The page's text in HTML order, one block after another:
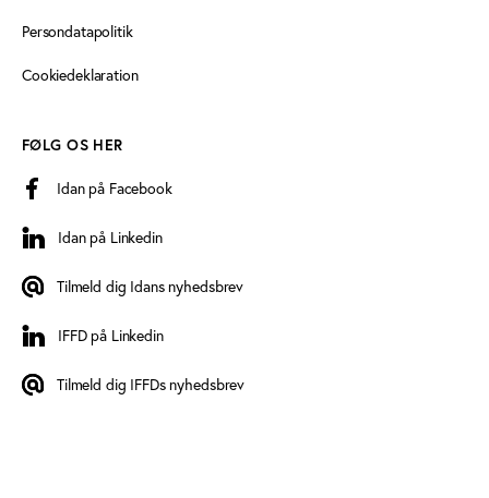
Persondatapolitik
Cookiedeklaration
FØLG OS HER
Idan på Facebook
Idan på Linkedin
Idan på Linkedin
Tilmeld dig Idans nyhedsbrev
Tilmeld dig Idans nyhedsbrev
IFFD på Linkedin
IFFD på Linkedin
Tilmeld dig IFFDs nyhedsbrev
Tilmeld dig IFFDs nyhedsbrev